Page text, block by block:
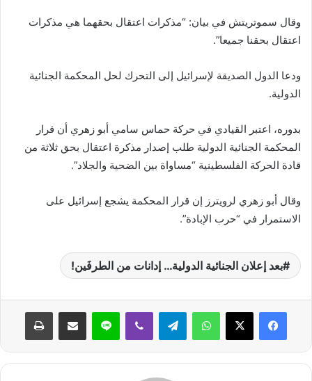
وقال سموتريتش في بيان: “مذكرات اعتقال بحقهما هي مذكرات
اعتقال بحقنا جميعا”.
ودعا الدول الصديقة لإسرائيل إلى التحرك لحل المحكمة الجنائية
الدولية.
بدوره، اعتبر القيادي في حركة حماس سامي أبو زهري أن قرار
المحكمة الجنائية الدولية طلب إصدار مذكرة اعتقال بحق ثلاثة من
قادة الحركة الفلسطينية “مساواة بين الضحية والجلاد”.
وقال أبو زهري لرويترز إن قرار المحكمة يشجع إسرائيل على
الاستمرار في “حرب الإبادة”.
بعد إعلان الجنائية الدولية… إدانات من الطرفَين!
واتساب تيلقرام ڤايبر لاين مشاركة عبر البريد طباعة